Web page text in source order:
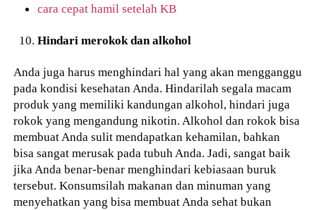
cara cepat hamil setelah KB
Hindari merokok dan alkohol
Anda juga harus menghindari hal yang akan mengganggu
pada kondisi kesehatan Anda. Hindarilah segala macam
produk yang memiliki kandungan alkohol, hindari juga
rokok yang mengandung nikotin. Alkohol dan rokok bisa
membuat Anda sulit mendapatkan kehamilan, bahkan
bisa sangat merusak pada tubuh Anda. Jadi, sangat baik
jika Anda benar-benar menghindari kebiasaan buruk
tersebut. Konsumsilah makanan dan minuman yang
menyehatkan yang bisa membuat Anda sehat bukan